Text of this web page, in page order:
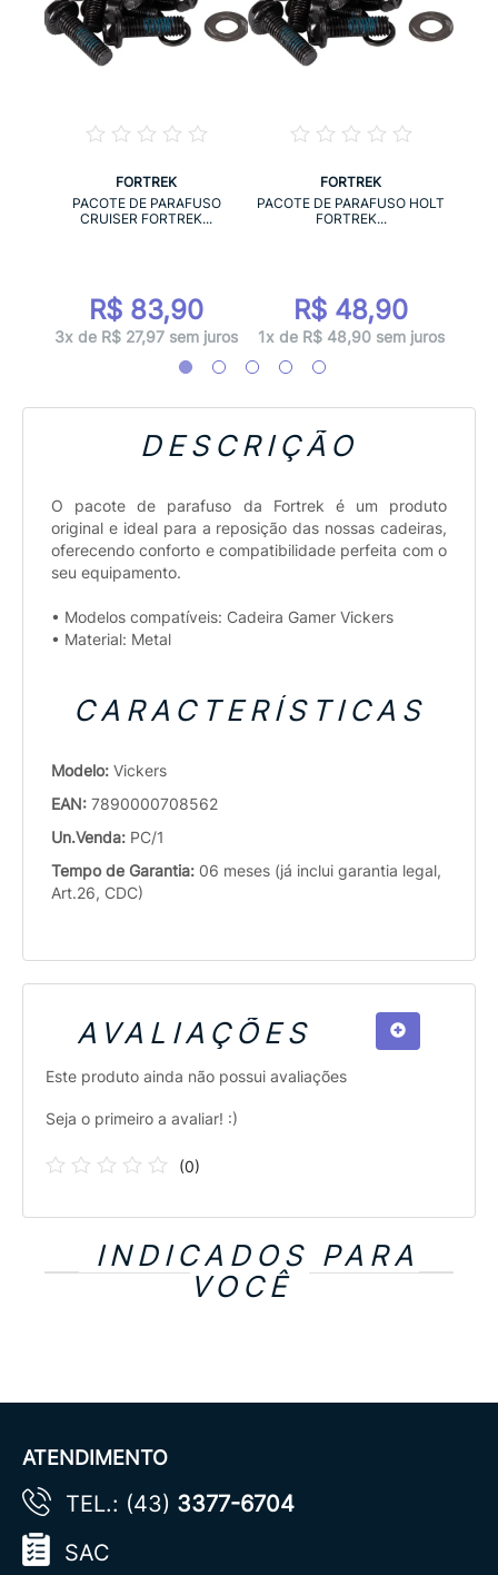
FORTREK
PACOTE DE PARAFUSO
CRUISER FORTREK...
R$ 83,90
3x de R$ 27,97 sem juros
FORTREK
PACOTE DE PARAFUSO HOLT
FORTREK...
R$ 48,90
1x de R$ 48,90 sem juros
DESCRIÇÃO
O pacote de parafuso da Fortrek é um produto
original e ideal para a reposição das nossas cadeiras,
oferecendo conforto e compatibilidade perfeita com o
seu equipamento.
• Modelos compatíveis: Cadeira Gamer Vickers
• Material: Metal
CARACTERÍSTICAS
Modelo: Vickers
EAN: 7890000708562
Un.Venda: PC/1
Tempo de Garantia: 06 meses (já inclui garantia legal,
Art.26, CDC)
AVALIAÇÕES
Este produto ainda não possui avaliações
Seja o primeiro a avaliar! :)
(0)
INDICADOS PARA
VOCÊ
ATENDIMENTO
TEL.: (43) 3377-6704
SAC